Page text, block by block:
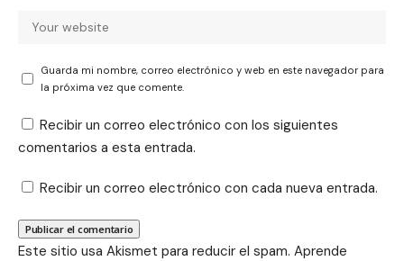
Guarda mi nombre, correo electrónico y web en este navegador para
la próxima vez que comente.
Recibir un correo electrónico con los siguientes
comentarios a esta entrada.
Recibir un correo electrónico con cada nueva entrada.
Este sitio usa Akismet para reducir el spam. Aprende